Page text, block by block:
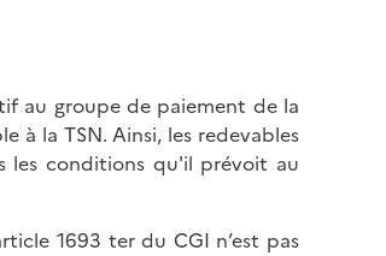
au groupe de paiement de la
à la TSN. Ainsi, les redevables
les conditions qu'il prévoit au
1693 ter du CGI n’est pas